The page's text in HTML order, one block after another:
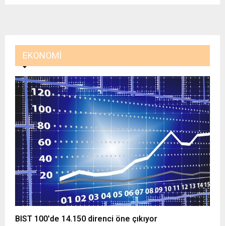
EKONOMI
BIST 100'de 14.150 direnci öne çıkıyor